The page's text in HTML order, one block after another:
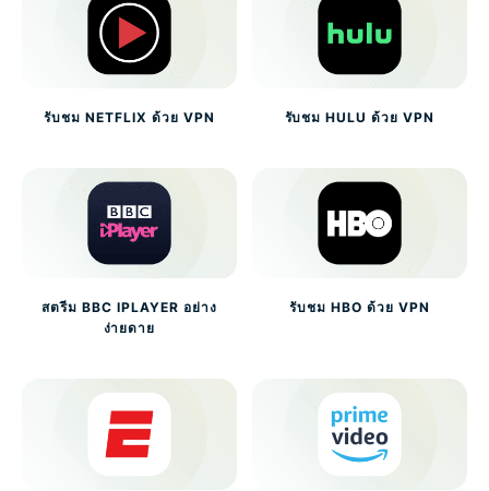
รับชม NETFLIX ด้วย VPN รับชม HULU ด้วย VPN
สตรีม BBC IPLAYER อย่าง
ง่ายดาย
รับชม HBO ด้วย VPN